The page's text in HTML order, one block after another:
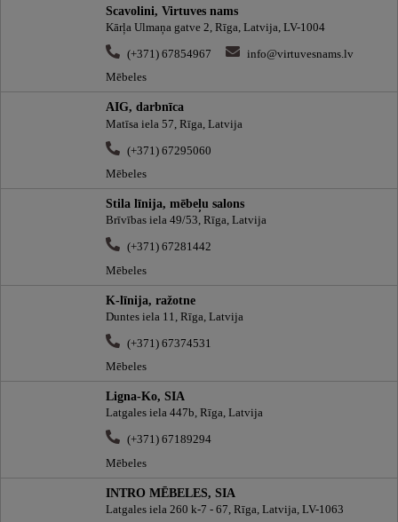
Scavolini, Virtuves nams
Kārļa Ulmaņa gatve 2, Rīga, Latvija, LV-1004
(+371) 67854967
info@virtuvesnams.lv
Mēbeles
AIG, darbnīca
Matīsa iela 57, Rīga, Latvija
(+371) 67295060
Mēbeles
Stila līnija, mēbeļu salons
Brīvības iela 49/53, Rīga, Latvija
(+371) 67281442
Mēbeles
K-līnija, ražotne
Duntes iela 11, Rīga, Latvija
(+371) 67374531
Mēbeles
Ligna-Ko, SIA
Latgales iela 447b, Rīga, Latvija
(+371) 67189294
Mēbeles
INTRO MĒBELES, SIA
Latgales iela 260 k-7 - 67, Rīga, Latvija, LV-1063